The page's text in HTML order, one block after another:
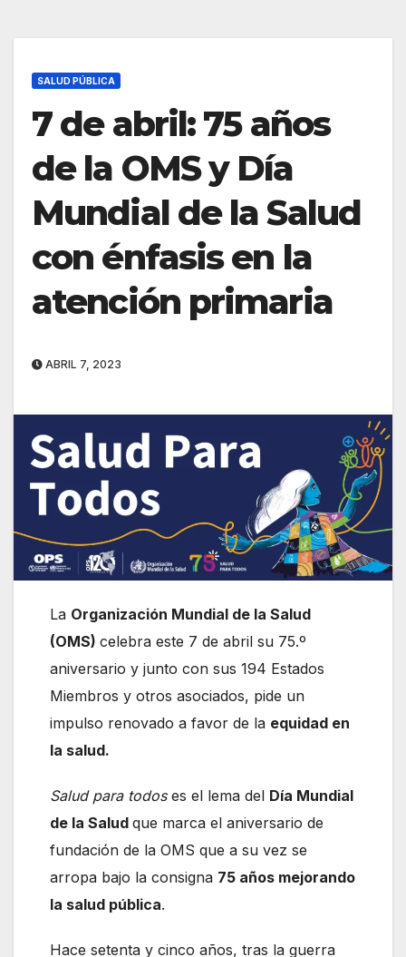
SALUD PÚBLICA
7 de abril: 75 años
de la OMS y Día
Mundial de la Salud
con énfasis en la
atención primaria
ABRIL 7, 2023
La Organización Mundial de la Salud
(OMS) celebra este 7 de abril su 75.º
aniversario y junto con sus 194 Estados
Miembros y otros asociados, pide un
impulso renovado a favor de la equidad en
la salud.
Salud para todoses el lema del Día Mundial
de la Salud que marca el aniversario de
fundación de la OMS que a su vez se
arropa bajo la consigna 75 años mejorando
la salud pública.
Hace setenta y cinco años, tras la guerra